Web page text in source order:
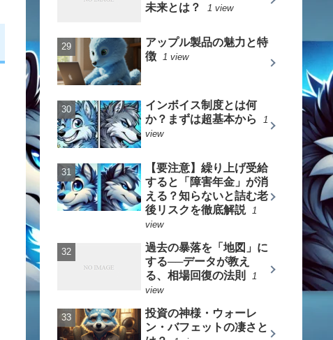
未来とは？
1 view
アップル製品の魅力と特
徴
1 view
インボイス制度とは何
か？まずは超基本から
1
view
【要注意】繰り上げ受給
すると「障害年金」が消
える？知らないと詰む老
後リスクを徹底解説
1
view
過去の暴落を「地図」に
する──データが教え
る、相場回復の法則
1
view
投資の神様・ウォーレ
ン・バフェットの凄さと